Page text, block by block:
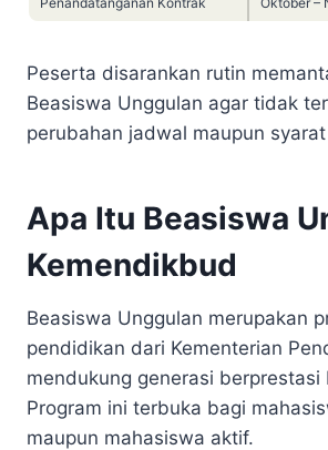
Peserta disarankan rutin
Beasiswa Unggulan agar tidak
perubahan jadwal maupun
Apa Itu Beasiswa
Kemendikbud
Beasiswa Unggulan merupakan
pendidikan dari Kementerian
mendukung generasi berprestasi
Program ini terbuka bagi
maupun mahasiswa aktif.